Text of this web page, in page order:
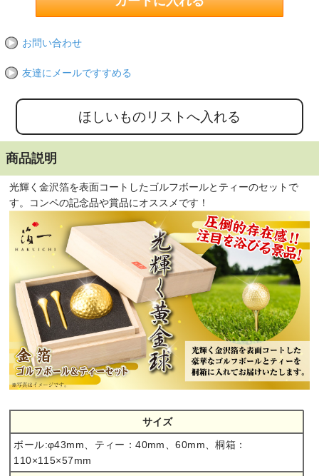
お問い合わせ
友達にメールですすめる
商品説明
光輝く金沢箔を表面コートしたゴルフボールとティーのセットで
す。コンペの記念品や賞品にオススメです！
サイズ
ボール:φ43mm、ティー：40mm、60mm、桐箱：
110×115×57mm